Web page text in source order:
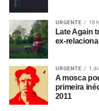
Mais de 20 anos depois,
URGENTE 18
Late Again
ex-
URGENTE 1
A mosca
primeira
2011